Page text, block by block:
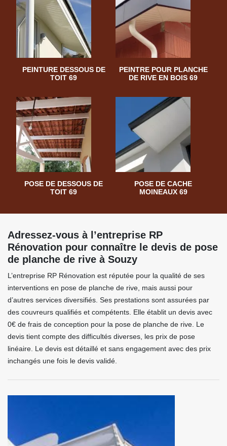
PEINTURE DESSOUS DE
TOIT 69
PEINTRE POUR PLANCHE
DE RIVE EN BOIS 69
POSE DE DESSOUS DE
TOIT 69
POSE DE CACHE
MOINEAUX 69
Adressez-vous à l’entreprise RP
Rénovation pour connaître le devis de pose
de planche de rive à Souzy
L’entreprise RP Rénovation est réputée pour la qualité de ses
interventions en pose de planche de rive, mais aussi pour
d’autres services diversifiés. Ses prestations sont assurées par
des couvreurs qualifiés et compétents. Elle établit un devis avec
0€ de frais de conception pour la pose de planche de rive. Le
devis tient compte des difficultés diverses, les prix de pose
linéaire. Le devis est détaillé et sans engagement avec des prix
inchangés une fois le devis validé.